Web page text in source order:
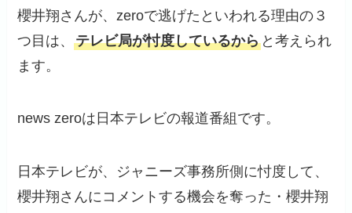
櫻井翔さんが、zeroで逃げたといわれる理由の３
つ目は、テレビ局が忖度しているから と考えられ
ます。
news zeroは日本テレビの報道番組です。
日本テレビが、ジャニーズ事務所側に忖度して、
櫻井翔さんにコメントする機会を奪った・櫻井翔